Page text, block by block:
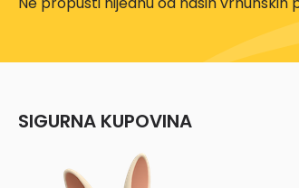
SIGURNA KUPOVINA